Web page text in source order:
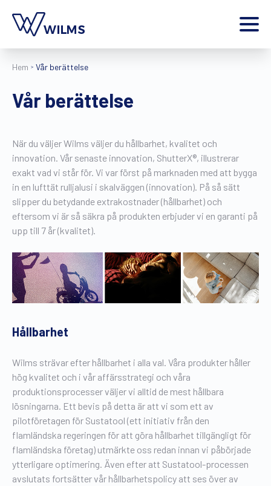
Gratis broschyr
Hem
Kontakt
Extra
Wilms World
SV
Hem Vår berättelse
Vår berättelse
När du väljer Wilms väljer du hållbarhet, kvalitet och
innovation. Vår senaste innovation, ShutterX®, illustrerar
exakt vad vi står för. Vi var först på marknaden med att bygga
in en lufttät rulljalusi i skalväggen (innovation). På så sätt
slipper du betydande extrakostnader (hållbarhet) och
eftersom vi är så säkra på produkten erbjuder vi en garanti på
upp till 7 år (kvalitet).
Hållbarhet
Wilms strävar efter hållbarhet i alla val. Våra produkter håller
hög kvalitet och i vår affärsstrategi och våra
produktionsprocesser väljer vi alltid de mest hållbara
lösningarna. Ett bevis på detta är att vi som ett av
pilotföretagen för Sustatool (ett initiativ från den
flamländska regeringen för att göra hållbarhet tillgängligt för
flamländska företag) utmärkte oss redan innan vi påbörjade
ytterligare optimering. Även efter att Sustatool-processen
avslutats fortsätter vår hållbarhetspolicy att ses över av